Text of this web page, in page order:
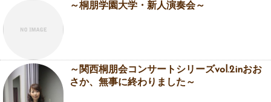
～桐朋学園大学・新人演奏会～
～関西桐朋会コンサートシリーズvol.2inおお
さか、無事に終わりました～